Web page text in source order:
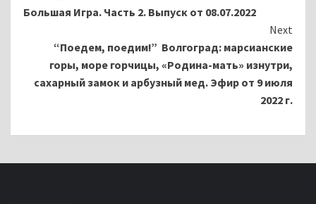
Reading
Большая Игра. Часть 2. Выпуск от 08.07.2022
Next
“Поедем, поедим!” Волгоград: марсианские
горы, море горчицы, «Родина-мать» изнутри,
сахарный замок и арбузный мед. Эфир от 9 июля
2022 г.